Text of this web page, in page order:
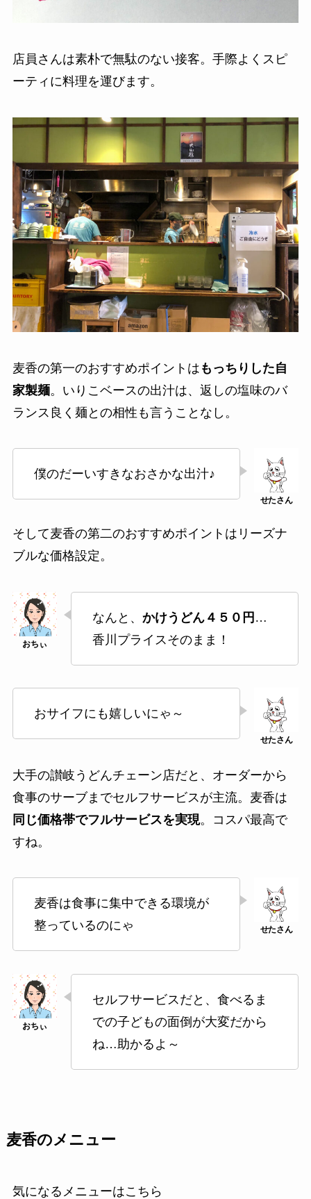
店員さんは素朴で無駄のない接客。手際よくスピ
ーティに料理を運びます。
麦香の第一のおすすめポイントは もっちりした自
家製麺。いりこベースの出汁は、返しの塩味のバ
ランス良く麺との相性も言うことなし。
僕のだーいすきなおさかな出汁♪
そして麦香の第二のおすすめポイントはリーズナ
ブルな価格設定。
なんと、 かけうどん４５０円 …
香川プライスそのまま！
おサイフにも嬉しいにゃ～
大手の讃岐うどんチェーン店だと、オーダーから
食事のサーブまでセルフサービスが主流。麦香は
同じ価格帯でフルサービスを実現。コスパ最高で
すね。
麦香は食事に集中できる環境が
整っているのにゃ
セルフサービスだと、食べるま
での子どもの面倒が大変だから
ね…助かるよ～
麦香のメニュー
気になるメニューはこちら